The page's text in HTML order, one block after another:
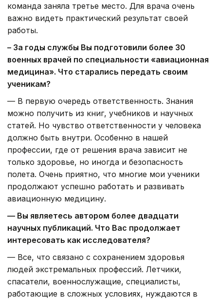
команда заняла третье место. Для врача очень
важно видеть практический результат своей
работы.
– За годы службы Вы подготовили более 30
военных врачей по специальности «авиационная
медицина». Что старались передать своим
ученикам?
— В первую очередь ответственность. Знания
можно получить из книг, учебников и научных
статей. Но чувство ответственности у человека
должно быть внутри. Особенно в нашей
профессии, где от решения врача зависит не
только здоровье, но иногда и безопасность
полета. Очень приятно, что многие мои ученики
продолжают успешно работать и развивать
авиационную медицину.
— Вы являетесь автором более двадцати
научных публикаций. Что Вас продолжает
интересовать как исследователя?
— Все, что связано с сохранением здоровья
людей экстремальных профессий. Летчики,
спасатели, военнослужащие, специалисты,
работающие в сложных условиях, нуждаются в